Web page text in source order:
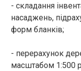
- складання
насаджень,
форм бланків;
- перерахунок
масштабом 1:500